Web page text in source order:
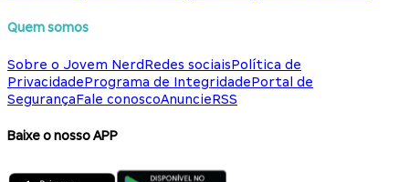
Quem somos
Sobre o Jovem NerdRedes sociaisPolítica de
PrivacidadePrograma de IntegridadePortal de
SegurançaFale conoscoAnuncieRSS
Baixe o nosso APP